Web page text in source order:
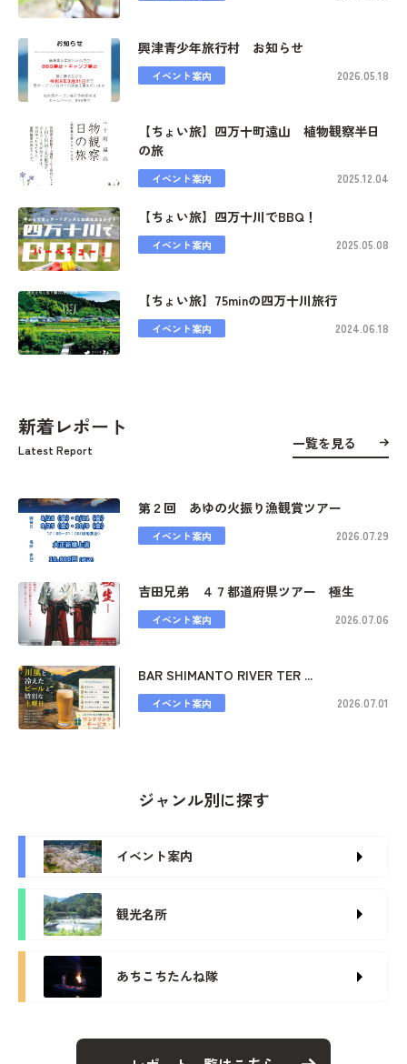
興津青少年旅行村 お知らせ
イベント案内 2026.05.18
【ちょい旅】四万十町遠山 植物観察半日
の旅
イベント案内 2025.12.04
【ちょい旅】四万十川でBBQ！
イベント案内 2025.05.08
【ちょい旅】75minの四万十川旅行
イベント案内 2024.06.18
新着レポート
Latest Report 一覧を見る
第２回 あゆの火振り漁観賞ツアー
イベント案内 2026.07.29
吉田兄弟 ４７都道府県ツアー 極生
イベント案内 2026.07.06
BAR SHIMANTO RIVER TER ...
イベント案内 2026.07.01
ジャンル別に探す
イベント案内
観光名所
あちこちたんね隊